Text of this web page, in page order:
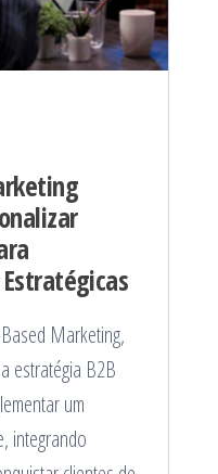
Marketing,
estratégia B2B
um
integrando